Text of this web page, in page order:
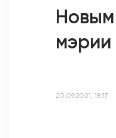
20.09.2021, 18:17